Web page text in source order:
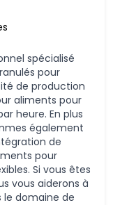
spécialisé
pour
de production
aliments pour
heure. En plus
également
de
pour
Si vous êtes
vous aiderons à
le domaine de